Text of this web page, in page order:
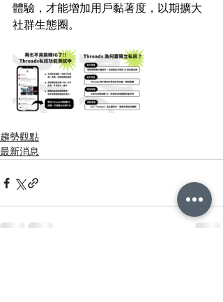
體驗，才能增加用戶黏著度，以期擴大
社群生態圈。
趨勢觀點
最新消息